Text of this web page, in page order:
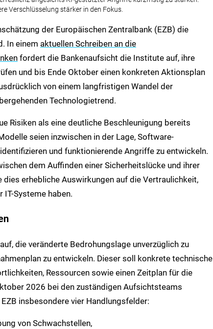
Verschlüsselung stärker in den Fokus.
der Europäischen Zentralbank (EZB) die
In einem aktuellen Schreiben an die
fordert die Bankenaufsicht die Institute auf, ihre
und bis Ende Oktober einen konkreten Aktionsplan
von einem langfristigen Wandel der
Technologietrend.
Risiken als eine deutliche Beschleunigung bereits
seien inzwischen in der Lage, Software-
und funktionierende Angriffe zu entwickeln.
dem Auffinden einer Sicherheitslücke und ihrer
dies erhebliche Auswirkungen auf die Vertraulichkeit,
Systeme haben.
die veränderte Bedrohungslage unverzüglich zu
zu entwickeln. Dieser soll konkrete technische
Ressourcen sowie einen Zeitplan für die
2026 bei den zuständigen Aufsichtsteams
insbesondere vier Handlungsfelder:
von Schwachstellen,